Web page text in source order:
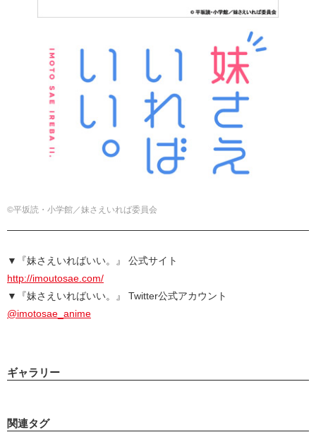
©平坂読・小学館／妹さえいれば委員会
▼『妹さえいればいい。』 公式サイト
http://imoutosae.com/
▼『妹さえいればいい。』 Twitter公式アカウント
@imotosae_anime
ギャラリー
関連タグ